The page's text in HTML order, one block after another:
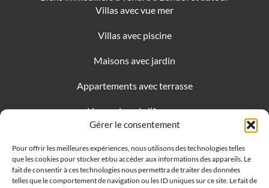
Gérer le consentement
Pour offrir les meilleures expériences, nous utilisons des technologies telles
que les cookies pour stocker et/ou accéder aux informations des appareils. Le
fait de consentir à ces technologies nous permettra de traiter des données
telles que le comportement de navigation ou les ID uniques sur ce site. Le fait de
Villas avec vue mer
Villas avec piscine
Maisons avec jardin
Appartements avec terrasse
Honoraires de l’Agence
cookies